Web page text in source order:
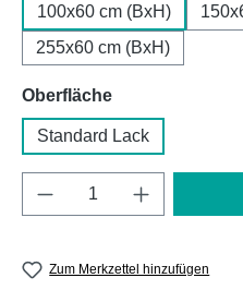
100x60 cm (BxH)
255x60 cm (BxH)
Oberflächeauswählen
Standard Lack
Produkt Anzahl:
Zum Merkzettel hinzufügen